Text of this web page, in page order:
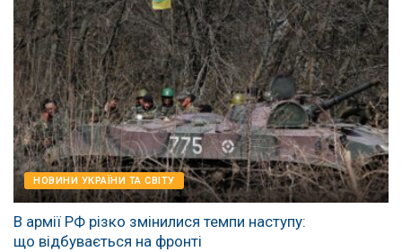
НОВИНИ УКРАЇНИ ТА СВІТУ
В армії РФ різко змінилися темпи наступу:
що відбувається на фронті